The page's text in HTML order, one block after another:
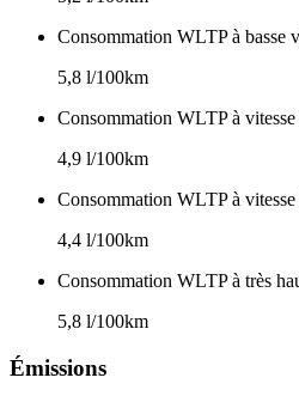
Consommation WLTP à basse
5,8 l/100km
Consommation WLTP à
4,9 l/100km
Consommation WLTP à vitesse
4,4 l/100km
Consommation WLTP à très
5,8 l/100km
Émissions